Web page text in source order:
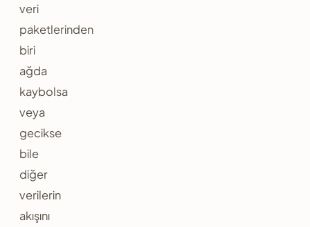
veri
paketlerinden
biri
ağda
kaybolsa
veya
gecikse
bile
diğer
verilerin
akışını